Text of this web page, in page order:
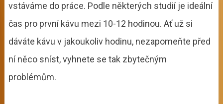
vstáváme do práce. Podle některých studií je ideální
čas pro první kávu mezi 10-12 hodinou. Ať už si
dáváte kávu v jakoukoliv hodinu, nezapomeňte před
ní něco sníst, vyhnete se tak zbytečným
problémům.